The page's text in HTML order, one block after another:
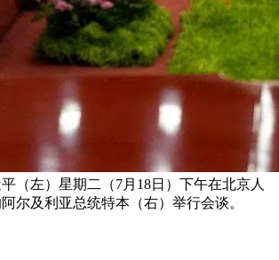
（左）星期二（7月18日）下午在北京人
尔及利亚总统特本（右）举行会谈。